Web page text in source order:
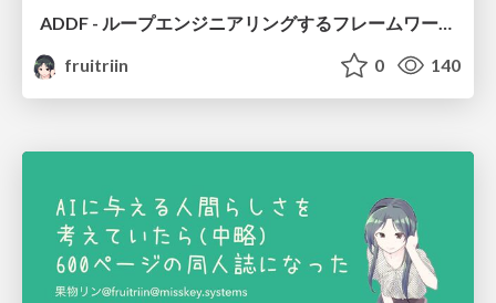
ADDF - ループエンジニアリングするフレームワークを作ったら/I Didn't Set Out to Build Loop Engineering, But ADDF Did
fruitriin
0 140